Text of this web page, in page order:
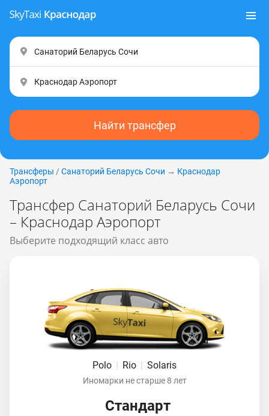
Найти трансфер
Трансферы / Санаторий Беларусь Coчи → Краснодар
Аэропорт
Трансфер Санаторий Беларусь Coчи
– Краснодар Аэропорт
Выберите подходящий класс авто
Polo | Rio | Solaris
Иномарки не старше 8 лет
Стандарт